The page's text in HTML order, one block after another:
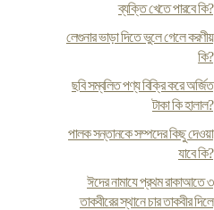
ব্যক্তি খেতে পারবে কি?
লেগুনার ভাড়া দিতে ভুলে গেলে করণীয়
কি?
ছবি সম্বলিত পণ্য বিক্রি করে অর্জিত
টাকা কি হালাল?
পালক সন্তানকে সম্পদের কিছু দেওয়া
যাবে কি?
ঈদের নামাযে প্রথম রাকাআতে ৩
তাকবীরের স্থানে চার তাকবীর দিলে